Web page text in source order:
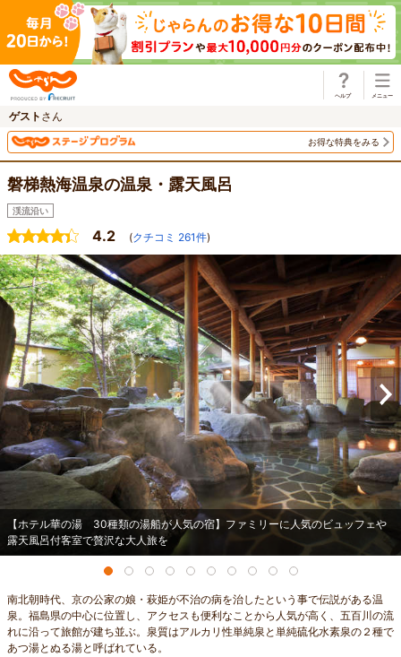
ゲスト さん
お得な特典をみる
磐梯熱海温泉の温泉・露天風呂
渓流沿い
4.2 (クチコミ 261件)
【ホテル華の湯 30種類の湯船が人気の宿】ファミリーに人気のビュッフェや
露天風呂付客室で贅沢な大人旅を
南北朝時代、京の公家の娘・萩姫が不治の病を治したという事で伝説がある温
泉。福島県の中心に位置し、アクセスも便利なことから人気が高く、五百川の流
れに沿って旅館が建ち並ぶ。泉質はアルカリ性単純泉と単純硫化水素泉の２種で
あつ湯とぬる湯と呼ばれている。